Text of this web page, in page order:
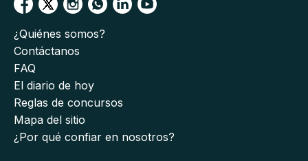
¿Quiénes somos?
Contáctanos
FAQ
El diario de hoy
Reglas de concursos
Mapa del sitio
¿Por qué confiar en nosotros?